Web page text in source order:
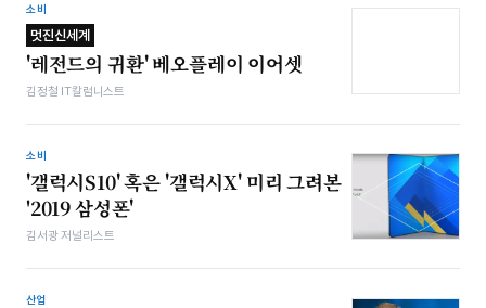
소비
멋진신세계
'레전드의 귀환' 베오플레이 이어셋
김정철 IT칼럼니스트
소비
'갤럭시S10' 혹은 '갤럭시X' 미리 그려본
'2019 삼성폰'
김서광 저널리스트
산업